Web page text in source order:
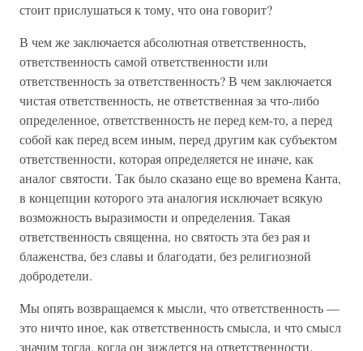
стоит прислушаться к тому, что она говорит?
В чем же заключается абсолютная ответственность,
ответственность самой ответственности или
ответственность за ответственность? В чем заключается
чистая ответственность, не ответственная за что-либо
определенное, ответственность не перед кем-то, а перед
собой как перед всем иным, перед другим как субъектом
ответственности, которая определяется не иначе, как
аналог святости. Так было сказано еще во времена Канта,
в концепции которого эта аналогия исключает всякую
возможность выразимости и определения. Такая
ответственность священна, но святость эта без рая и
блаженства, без славы и благодати, без религиозной
добродетели.
Мы опять возвращаемся к мысли, что ответственность —
это ничто иное, как ответственность смысла, и что смысл
значим тогда, когда он зиждется на ответственности.